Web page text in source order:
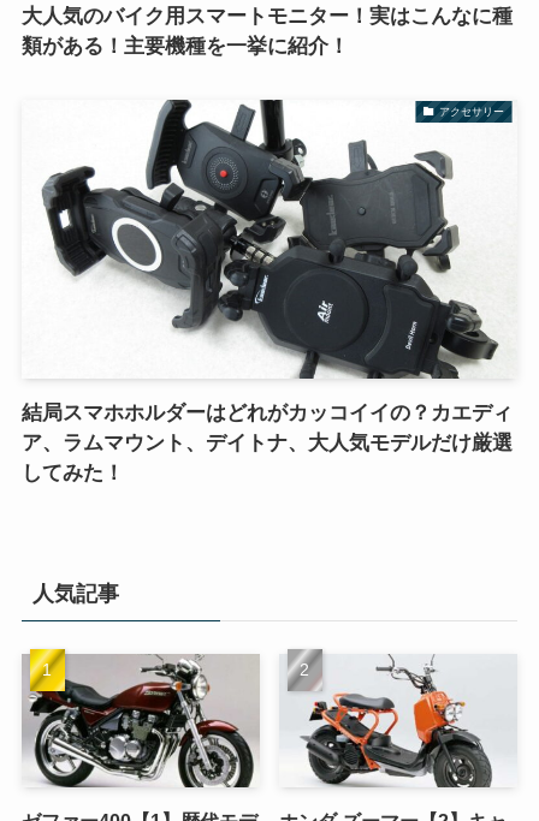
大人気のバイク用スマートモニター！実はこんなに種
類がある！主要機種を一挙に紹介！
アクセサリー
結局スマホホルダーはどれがカッコイイの？カエディ
ア、ラムマウント、デイトナ、大人気モデルだけ厳選
してみた！
人気記事